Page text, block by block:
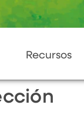
Recursos